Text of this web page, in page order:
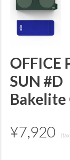
OFFICE
SUN #D
Bakelite
¥7,920